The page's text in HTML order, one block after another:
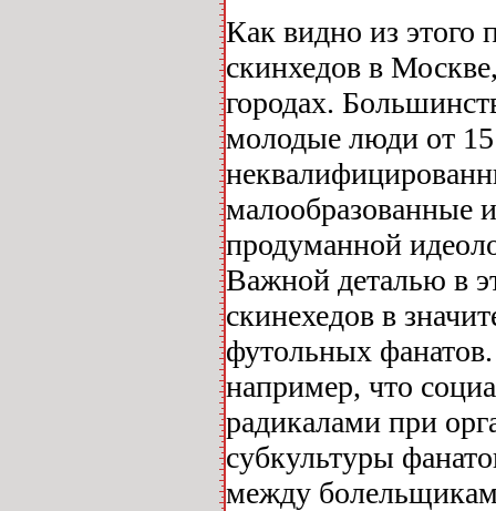
Как видно из этого
скинхедов в
городах.
молодые люди от
продуманной
Важной деталью в
скинехедов в
футольных
например, что
радикалами при
субкультуры
между